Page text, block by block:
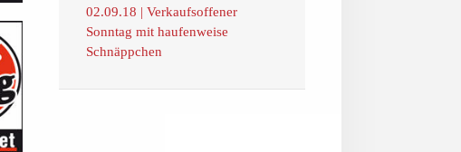
02.09.18 | Verkaufsoffener
Sonntag mit haufenweise
Schnäppchen